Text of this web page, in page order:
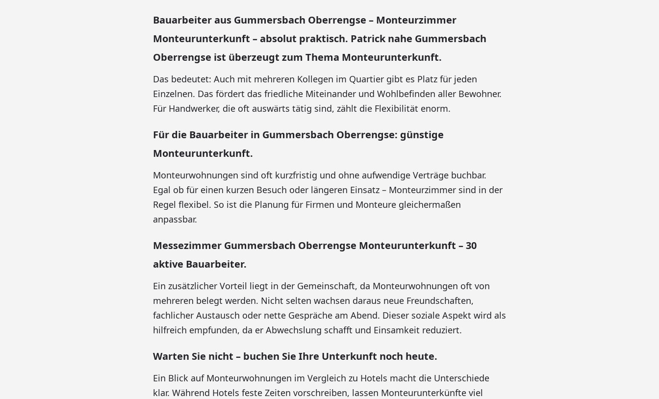
Bauarbeiter aus Gummersbach Oberrengse – Monteurzimmer
Monteurunterkunft – absolut praktisch. Patrick nahe Gummersbach
Oberrengse ist überzeugt zum Thema Monteurunterkunft.
Das bedeutet: Auch mit mehreren Kollegen im Quartier gibt es Platz für jeden
Einzelnen. Das fördert das friedliche Miteinander und Wohlbefinden aller Bewohner.
Für Handwerker, die oft auswärts tätig sind, zählt die Flexibilität enorm.
Für die Bauarbeiter in Gummersbach Oberrengse: günstige
Monteurunterkunft.
Monteurwohnungen sind oft kurzfristig und ohne aufwendige Verträge buchbar.
Egal ob für einen kurzen Besuch oder längeren Einsatz – Monteurzimmer sind in der
Regel flexibel. So ist die Planung für Firmen und Monteure gleichermaßen
anpassbar.
Messezimmer Gummersbach Oberrengse Monteurunterkunft – 30
aktive Bauarbeiter.
Ein zusätzlicher Vorteil liegt in der Gemeinschaft, da Monteurwohnungen oft von
mehreren belegt werden. Nicht selten wachsen daraus neue Freundschaften,
fachlicher Austausch oder nette Gespräche am Abend. Dieser soziale Aspekt wird als
hilfreich empfunden, da er Abwechslung schafft und Einsamkeit reduziert.
Warten Sie nicht – buchen Sie Ihre Unterkunft noch heute.
Ein Blick auf Monteurwohnungen im Vergleich zu Hotels macht die Unterschiede
klar. Während Hotels feste Zeiten vorschreiben, lassen Monteurunterkünfte viel